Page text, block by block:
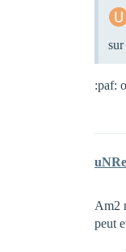
:paf:
Am2
peut